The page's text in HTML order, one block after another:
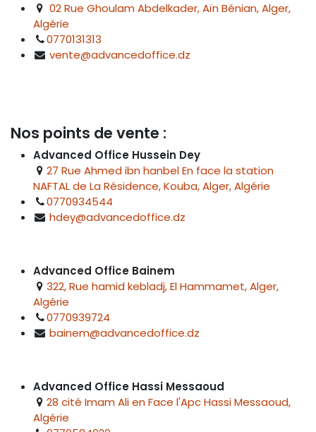
02 Rue Ghoulam Abdelkader, Aïn Bénian, Alger,
Algérie
0770131313
vente@advancedoffice.dz
Nos points de vente :
Advanced Office Hussein Dey
27 Rue Ahmed ibn hanbel En face la station
NAFTAL de La Résidence, Kouba, Alger, Algérie
0770934544
hdey@advancedoffice.dz
Advanced Office Bainem
322, Rue hamid kebladj, El Hammamet, Alger,
Algérie
0770939724
bainem@advancedoffice.dz
Advanced Office Hassi Messaoud
28 cité Imam Ali en Face l'Apc Hassi Messaoud,
Algérie